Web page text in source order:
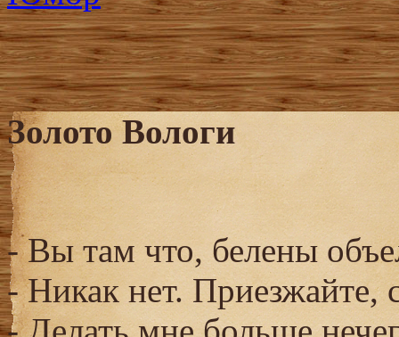
Золото Вологи
- Вы там что, белены
- Никак нет. Приезжайте,